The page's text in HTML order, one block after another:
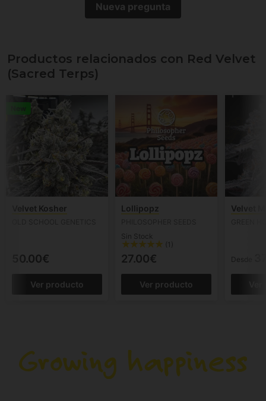
Nueva pregunta
Productos relacionados con Red Velvet
(Sacred Terps)
New
Velvet Kosher
50.00€
Ver producto
Lollipopz
Sin Stock
(1)
27.00€
Ver producto
Velvet
Desde